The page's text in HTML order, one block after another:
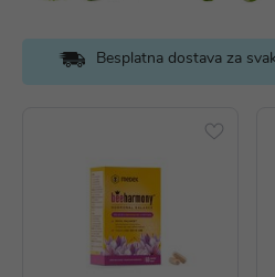
Besplatna dostava za